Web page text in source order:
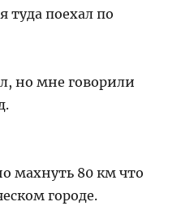
туда поехал по
но мне говорили
махнуть 80 км что
городе.